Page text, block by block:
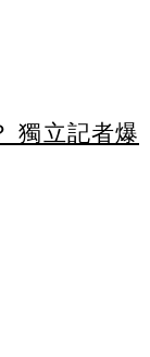
獨立記者爆